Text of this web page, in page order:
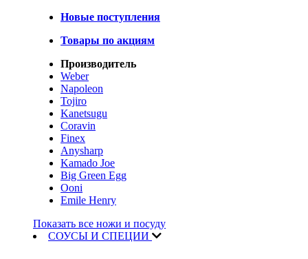
Новые поступления
Товары по акциям
Производитель
Weber
Napoleon
Tojiro
Kanetsugu
Coravin
Finex
Anysharp
Kamado Joe
Big Green Egg
Ooni
Emile Henry
Показать все ножи и посуду
СОУСЫ И СПЕЦИИ